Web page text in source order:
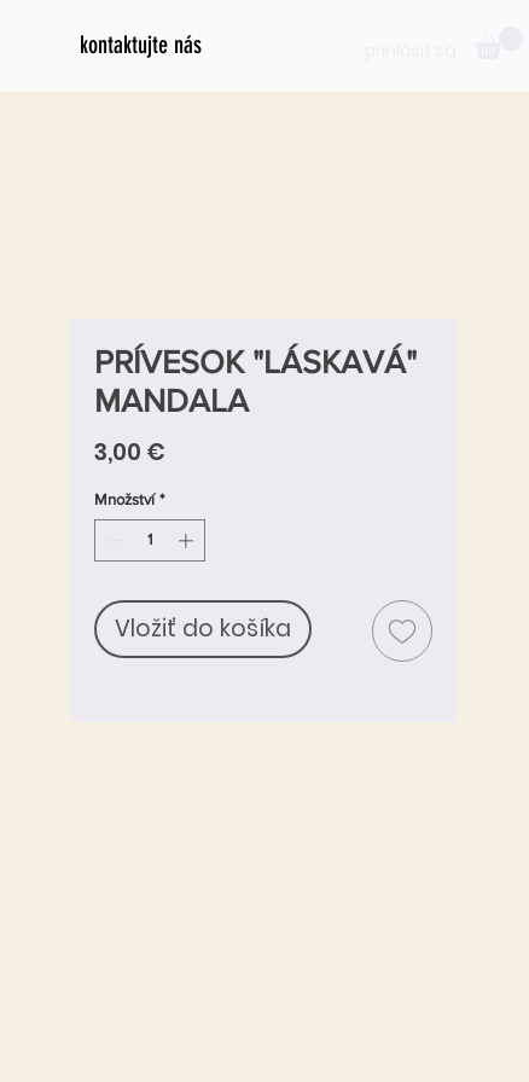
kontaktujte nás
PRÍVESOK "LÁSKAVÁ"
MANDALA
3,00 €
Množství *
Vložiť do košíka